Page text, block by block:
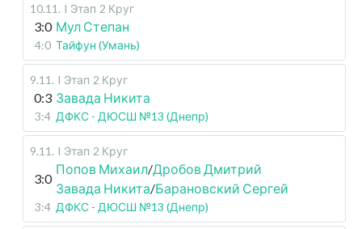
10.11 . I Этап 2 Круг
3:0 Мул Степан
4:0 Тайфун (Умань)
9.11 . I Этап 2 Круг
0:3 Завада Никита
3:4 ДФКС - ДЮСШ №13 (Днепр)
9.11 . I Этап 2 Круг
3:0
Попов Михаил/Дробов Дмитрий
Завада Никита/Барановский Сергей
3:4 ДФКС - ДЮСШ №13 (Днепр)